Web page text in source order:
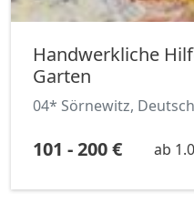
Handwerkliche
Garten
04* Sörnewitz,
101 - 200 € ab